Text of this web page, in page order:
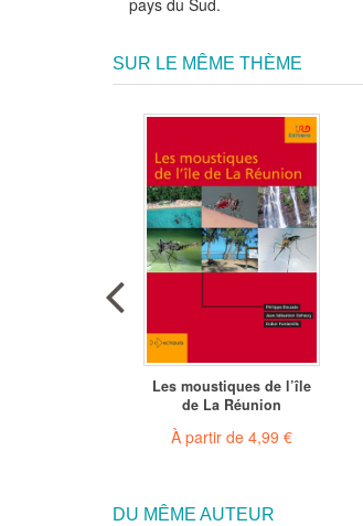
SUR LE MÊME THÈME
Les moustiques de l’île
de La Réunion
À partir de 4,99 €
DU MÊME AUTEUR